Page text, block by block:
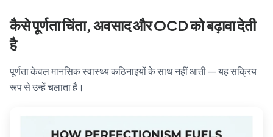
कैसे पूर्णता चिंता, अवसाद और OCD को बढ़ावा देती
है
पूर्णता केवल मानसिक स्वास्थ्य कठिनाइयों के साथ नहीं आती — यह सक्रिय
रूप से उन्हें चलाता है।